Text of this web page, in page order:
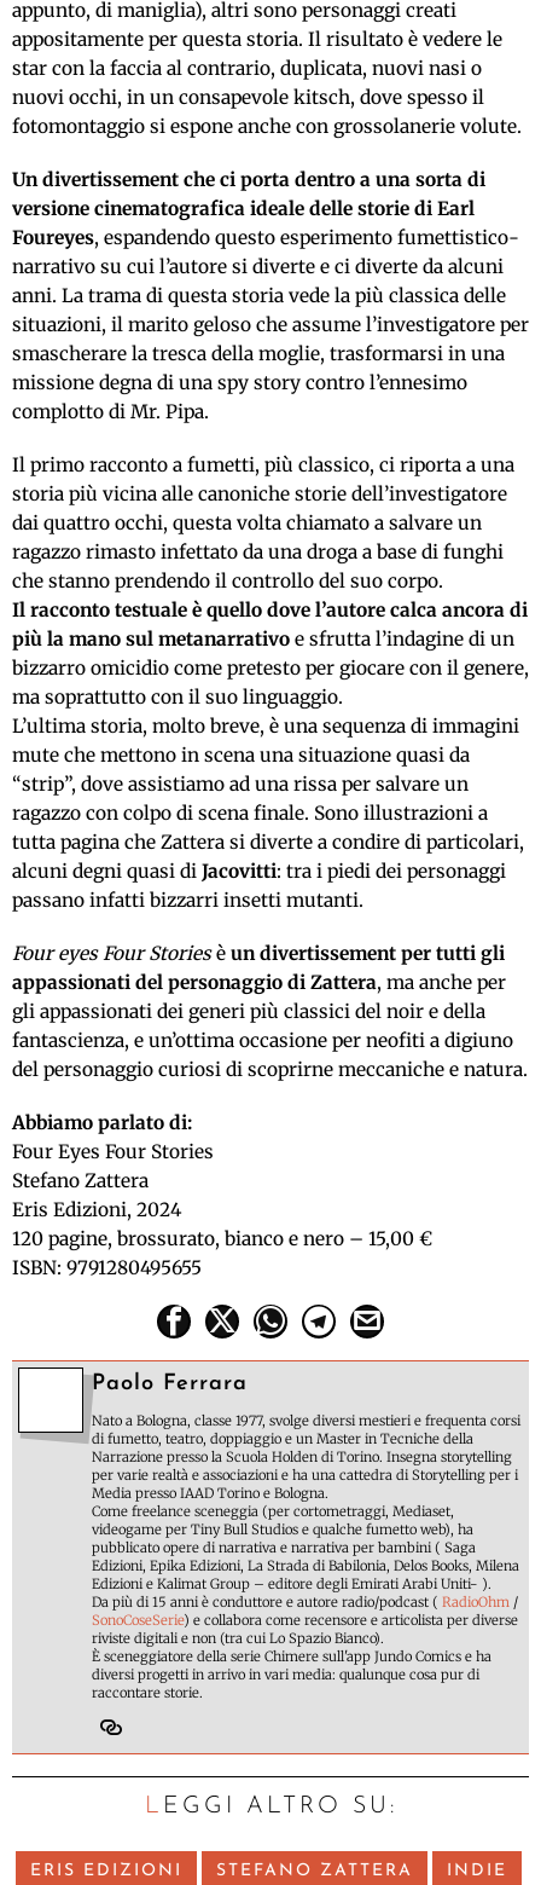
appunto, di maniglia), altri sono personaggi creati
appositamente per questa storia. Il risultato è vedere le
star con la faccia al contrario, duplicata, nuovi nasi o
nuovi occhi, in un consapevole kitsch, dove spesso il
fotomontaggio si espone anche con grossolanerie volute.
Un divertissement che ci porta dentro a una sorta di
versione cinematografica ideale delle storie di Earl
Foureyes, espandendo questo esperimento fumettistico-
narrativo su cui l’autore si diverte e ci diverte da alcuni
anni. La trama di questa storia vede la più classica delle
situazioni, il marito geloso che assume l’investigatore per
smascherare la tresca della moglie, trasformarsi in una
missione degna di una spy story contro l’ennesimo
complotto di Mr. Pipa.
Il primo racconto a fumetti, più classico, ci riporta a una
storia più vicina alle canoniche storie dell’investigatore
dai quattro occhi, questa volta chiamato a salvare un
ragazzo rimasto infettato da una droga a base di funghi
che stanno prendendo il controllo del suo corpo.
Il racconto testuale è quello dove l’autore calca ancora di
più la mano sul metanarrativo e sfrutta l’indagine di un
bizzarro omicidio come pretesto per giocare con il genere,
ma soprattutto con il suo linguaggio.
L’ultima storia, molto breve, è una sequenza di immagini
mute che mettono in scena una situazione quasi da
“strip”, dove assistiamo ad una rissa per salvare un
ragazzo con colpo di scena finale. Sono illustrazioni a
tutta pagina che Zattera si diverte a condire di particolari,
alcuni degni quasi di Jacovitti: tra i piedi dei personaggi
passano infatti bizzarri insetti mutanti.
Four eyes Four Storiesè un divertissement per tutti gli
appassionati del personaggio di Zattera, ma anche per
gli appassionati dei generi più classici del noir e della
fantascienza, e un’ottima occasione per neofiti a digiuno
del personaggio curiosi di scoprirne meccaniche e natura.
Abbiamo parlato di:
Four Eyes Four Stories
Stefano Zattera
Eris Edizioni, 2024
120 pagine, brossurato, bianco e nero – 15,00 €
ISBN: 9791280495655
Paolo Ferrara
Nato a Bologna, classe 1977, svolge diversi mestieri e frequenta corsi
di fumetto, teatro, doppiaggio e un Master in Tecniche della
Narrazione presso la Scuola Holden di Torino. Insegna storytelling
per varie realtà e associazioni e ha una cattedra di Storytelling per i
Media presso IAAD Torino e Bologna.
Come freelance sceneggia (per cortometraggi, Mediaset,
videogame per Tiny Bull Studios e qualche fumetto web), ha
pubblicato opere di narrativa e narrativa per bambini ( Saga
Edizioni, Epika Edizioni, La Strada di Babilonia, Delos Books, Milena
Edizioni e Kalimat Group – editore degli Emirati Arabi Uniti- ).
Da più di 15 anni è conduttore e autore radio/podcast ( RadioOhm /
SonoCoseSerie) e collabora come recensore e articolista per diverse
riviste digitali e non (tra cui Lo Spazio Bianco).
È sceneggiatore della serie Chimere sull'app Jundo Comics e ha
diversi progetti in arrivo in vari media: qualunque cosa pur di
raccontare storie.
LEGGI ALTRO SU:
ERIS EDIZIONI STEFANO ZATTERA INDIE